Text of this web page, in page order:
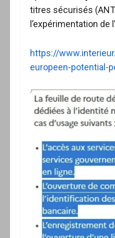
titres sécurisés
l’expérimentation de
https://
europeen-potential-